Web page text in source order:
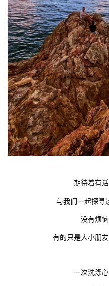
期待着有
与我们一起探寻
没有烦
有的只是大小朋
一次洗涤